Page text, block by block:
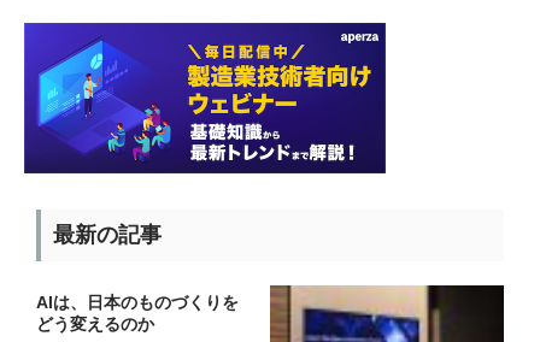
最新の記事
AIは、日本のものづくりを
どう変えるのか